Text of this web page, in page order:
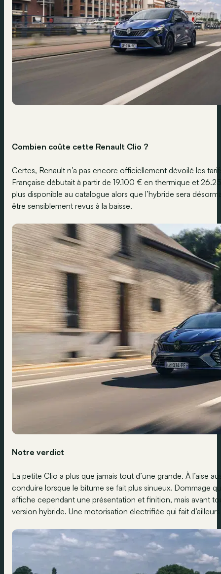
Combien coûte cette Renault Clio ?
Certes, Renault n’a pas encore officiellement dévoilé les
Française débutait à partir de 19.100 € en thermique et
plus disponible au catalogue alors que l’hybride sera
être sensiblement revus à la baisse.
Notre verdict
La petite Clio a plus que jamais tout d’une grande. À l’aise
conduire lorsque le bitume se fait plus sinueux. Dommage
affiche cependant une présentation et finition, mais avant
version hybride. Une motorisation électrifiée qui fait